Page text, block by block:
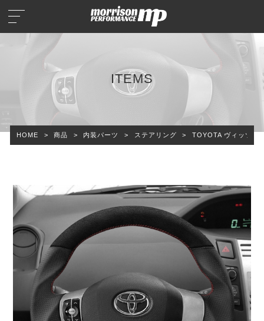
ITEMS
HOME > 商品 > 内装パーツ > ステアリング > TOYOTA ヴィッツ